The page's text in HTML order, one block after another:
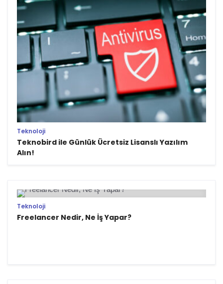
Teknoloji
Teknobird ile Günlük Ücretsiz Lisanslı Yazılım
Alın!
Teknoloji
Freelancer Nedir, Ne İş Yapar?